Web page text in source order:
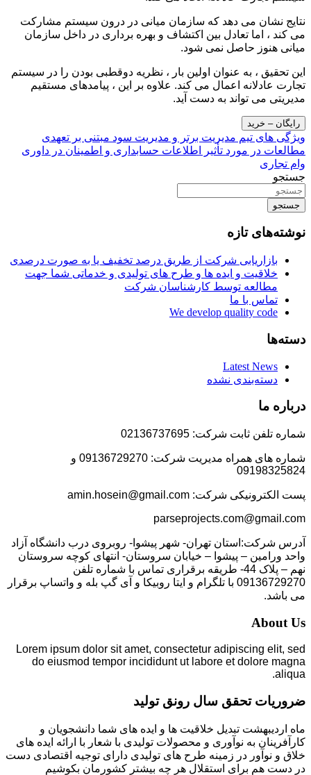
نتایج نشان می دهد که سازمان میانی در درون سیستم مشارکت
می کند ، اما تعادل بین اکتشاف و بهره برداری در داخل سازمان
میانی هنوز حاصل نمی شود.
این تحقیق ، به عنوان اولین بار ، نظریه دوقطبی بودن را در سیستم
تجارت عادلانه اعمال می کند. علاوه بر این ، پیامدهای مستقیم
مدیریتی می تواند به دست آید.
رایگان – خرید
راهبری
نوشته
ویژگی های تیم مدیریت برتر و مدیریت سود مبتنی بر تعهدی
مطالعات در مورد تأثیر اطلاعات حسابداری و اطمینان در داوری
وام تجاری
جستجو
جستجو
نوشته‌های تازه
بازاریابی شرکت از طریق درصد تخفیف یا به صورت درصدی
خلاقیت و ایده ها و طرح های تولیدی و خدماتی شما جهت
مطالعه توسط کارشناسان شرکت
تماس با ما
We develop quality code
دسته‌ها
Latest News
دسته‌بندی نشده
درباره ما
شماره تلفن ثابت شرکت: 02136737695
شماره های همراه مدیریت شرکت: 09136729270 و
09198325824
پست الکترونیکی شرکت: amin.hosein@gmail.com
parseprojects.com@gmail.com
آدرس شرکت:استان تهران- شهر پیشوا- روبروی درب دانشگاه آزاد
واحد ورامین – پیشوا – خیابان سروستان- انتهای کوچه سروستان
نهم – پلاک 44- طریقه برقراری تماس با شماره تلفن
09136729270 با تلگرام و ایتا روبیکا و آی گپ بله و واتساپ برقرار
می باشد.
About Us
Lorem ipsum dolor sit amet, consectetur adipiscing elit, sed
do eiusmod tempor incididunt ut labore et dolore magna
aliqua.
ضروریات تحقق سال رونق تولید
ماه اردیبهشت تبدیل خلاقیت ها و ایده های شما دانشجویان و
کارآفرینان به نوآوری و محصولات تولیدی با شعار با ارائه ایده های
خلاق و نوآور در زمینه طرح های تولیدی دارای توجیه اقتصادی دست
در دست هم برای استقلال هر چه بیشتر کشورمان بکوشیم